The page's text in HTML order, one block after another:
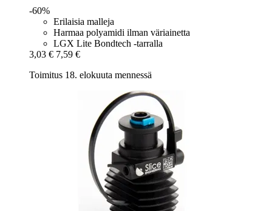
-60%
Erilaisia malleja
Harmaa polyamidi ilman väriainetta
LGX Lite Bondtech -tarralla
3,03 € 7,59 €
Toimitus 18. elokuuta mennessä